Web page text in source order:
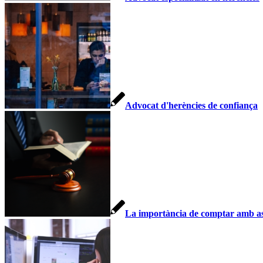
Advocat d'herències de confiança
La importància de comptar amb